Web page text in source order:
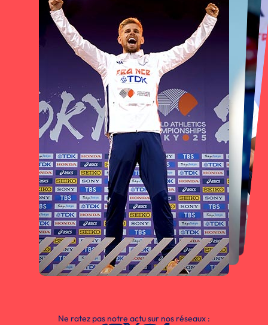
Ne ratez pas notre actu sur nos réseaux :